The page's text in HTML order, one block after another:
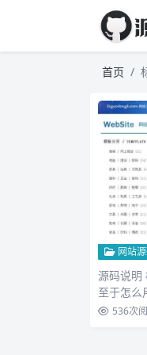
首页
网站
源码说明
至于怎么
/eb…
536次